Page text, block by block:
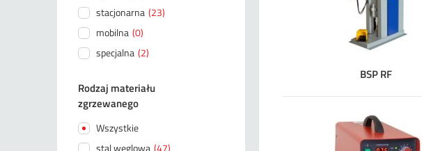
stacjonarna (23)
mobilna (0)
specjalna (2)
Rodzaj materiału
zgrzewanego
Wszystkie
stal węglowa (47)
BSP RF